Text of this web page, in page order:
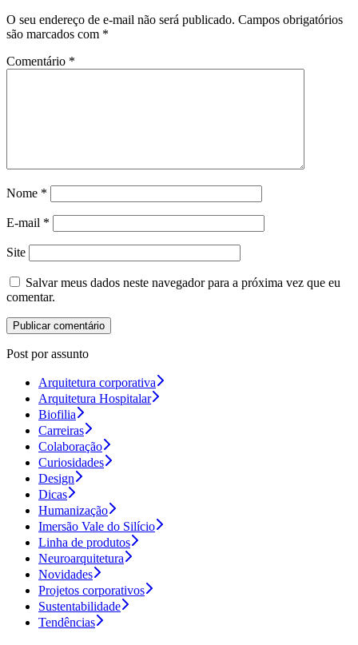
O seu endereço de e-mail não será publicado. Campos obrigatórios
são marcados com *
Comentário *
Nome *
E-mail *
Site
Salvar meus dados neste navegador para a próxima vez que eu
comentar.
Post por assunto
Arquitetura corporativa
Arquitetura Hospitalar
Biofilia
Carreiras
Colaboração
Curiosidades
Design
Dicas
Humanização
Imersão Vale do Silício
Linha de produtos
Neuroarquitetura
Novidades
Projetos corporativos
Sustentabilidade
Tendências